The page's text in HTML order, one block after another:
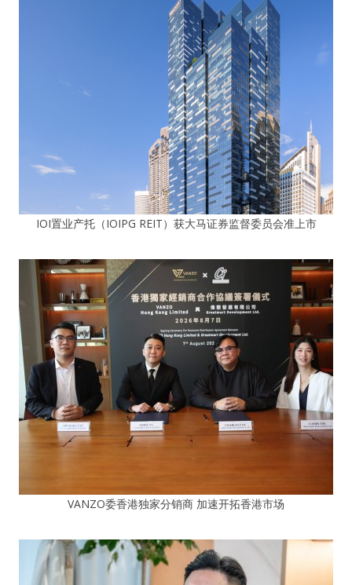
IOI置业产托（IOIPG REIT）获大马证券监督委员会准上市
VANZO委香港独家分销商 加速开拓香港市场